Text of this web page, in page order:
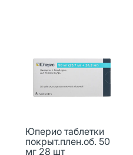
Юперио таблетки
покрыт.плен.об. 50
мг 28 шт